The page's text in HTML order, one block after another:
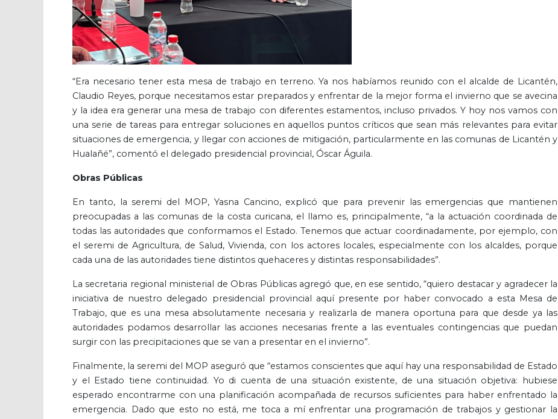
“Era necesario tener esta mesa de trabajo en terreno. Ya nos habíamos reunido con el alcalde de Licantén,
Claudio Reyes, porque necesitamos estar preparados y enfrentar de la mejor forma el invierno que se avecina
y la idea era generar una mesa de trabajo con diferentes estamentos, incluso privados. Y hoy nos vamos con
una serie de tareas para entregar soluciones en aquellos puntos críticos que sean más relevantes para evitar
situaciones de emergencia, y llegar con acciones de mitigación, particularmente en las comunas de Licantén y
Hualañé”, comentó el delegado presidencial provincial, Óscar Águila.
Obras Públicas
En tanto, la seremi del MOP, Yasna Cancino, explicó que para prevenir las emergencias que mantienen
preocupadas a las comunas de la costa curicana, el llamo es, principalmente, “a la actuación coordinada de
todas las autoridades que conformamos el Estado. Tenemos que actuar coordinadamente, por ejemplo, con
el seremi de Agricultura, de Salud, Vivienda, con los actores locales, especialmente con los alcaldes, porque
cada una de las autoridades tiene distintos quehaceres y distintas responsabilidades”.
La secretaria regional ministerial de Obras Públicas agregó que, en ese sentido, “quiero destacar y agradecer la
iniciativa de nuestro delegado presidencial provincial aquí presente por haber convocado a esta Mesa de
Trabajo, que es una mesa absolutamente necesaria y realizarla de manera oportuna para que desde ya las
autoridades podamos desarrollar las acciones necesarias frente a las eventuales contingencias que puedan
surgir con las precipitaciones que se van a presentar en el invierno”.
Finalmente, la seremi del MOP aseguró que “estamos conscientes que aquí hay una responsabilidad de Estado
y el Estado tiene continuidad. Yo di cuenta de una situación existente, de una situación objetiva: hubiese
esperado encontrarme con una planificación acompañada de recursos suficientes para haber enfrentado la
emergencia. Dado que esto no está, me toca a mí enfrentar una programación de trabajos y gestionar la